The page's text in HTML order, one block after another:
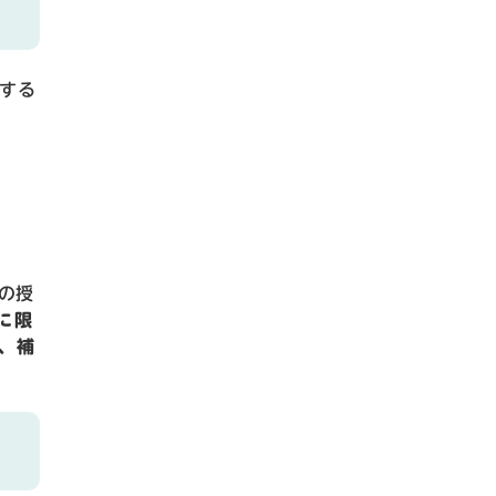
る
授
限
補